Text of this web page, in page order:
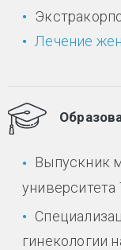
Лечение
Выпускник
университета
гинекологии